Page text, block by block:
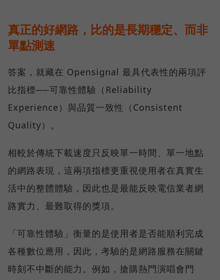
真正的好網路，比的是長期穩定、而非
單點測速
答案，就藏在 Opensignal 最具代表性的兩項評
比指標──可靠性體驗（Reliability
Experience）與品質一致性（Consistent
Quality）。
相較於傳統下載速度只反映單一時間、單一地點
的網路表現，這兩項指標更重視使用者在真實生
活中的整體體驗，因此也是最能反映電信業者網
路實力、最難取得的獎項。
「可靠性體驗」衡量的是使用者是否能順利完成
各種數位應用，因此，考驗的是網路服務在關鍵
時刻不中斷的能力。例如，搶購熱門演唱會門